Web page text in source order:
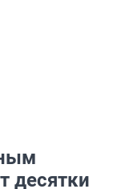
десятки